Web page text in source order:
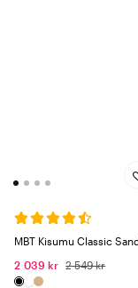
MBT Kisumu Classic
2 039 kr 2 549 kr